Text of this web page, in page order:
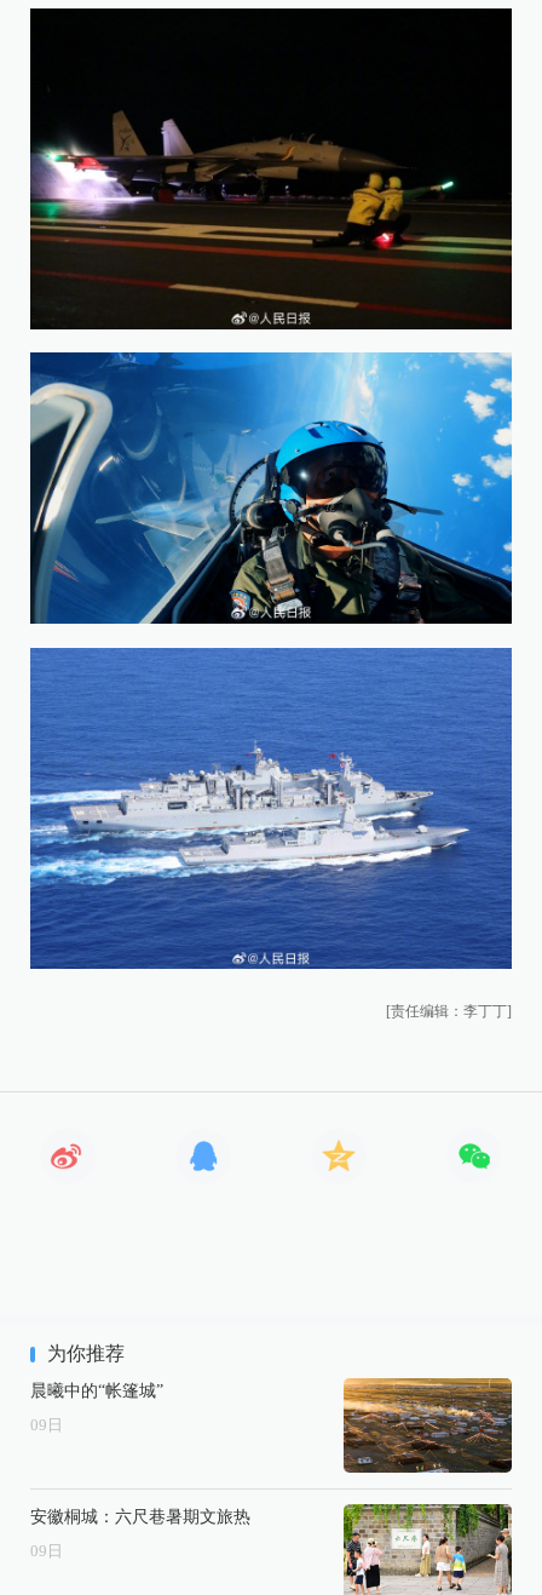
[责任编辑：李丁丁]
为你推荐
晨曦中的“帐篷城”
09 日
安徽桐城：六尺巷暑期文旅热
09 日